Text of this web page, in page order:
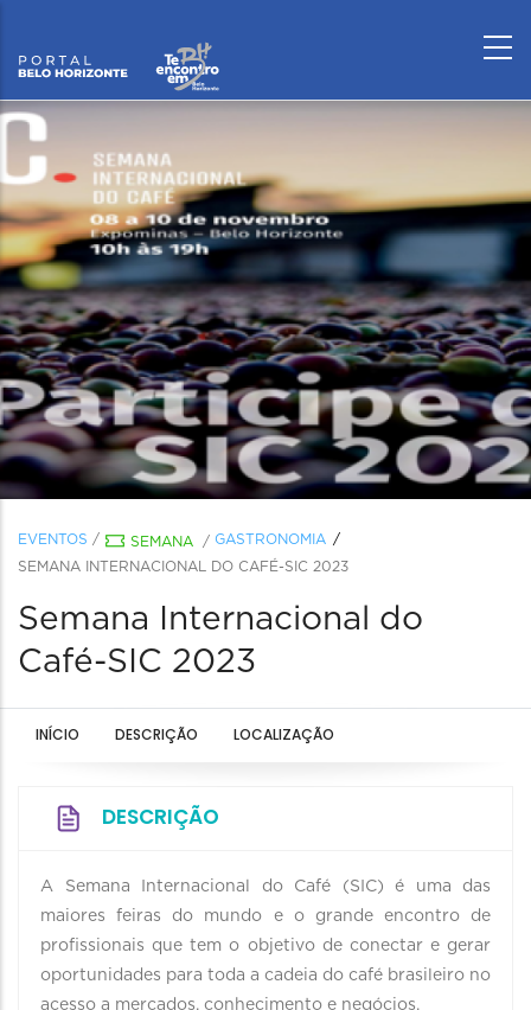
EVENTOS / SEMANA / GASTRONOMIA
SEMANA INTERNACIONAL DO CAFÉ-SIC 2023
Semana Internacional do
Café-SIC 2023
INÍCIO DESCRIÇÃO LOCALIZAÇÃO
DESCRIÇÃO
A Semana Internacional do Café (SIC) é uma das
maiores feiras do mundo e o grande encontro de
profissionais que tem o objetivo de conectar e gerar
oportunidades para toda a cadeia do café brasileiro no
acesso a mercados, conhecimento e negócios.